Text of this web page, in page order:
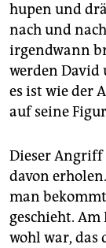
hupen und
nach und
irgendwann
werden David
es ist wie der
auf seine
Dieser Angriff
davon
man
geschieht. Am
wohl war, das